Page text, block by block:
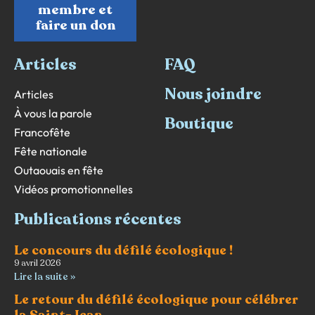
membre et
faire un don
Articles
Articles
À vous la parole
Francofête
Fête nationale
Outaouais en fête
Vidéos promotionnelles
FAQ
Nous joindre
Boutique
Publications récentes
Le concours du défilé écologique !
9 avril 2026
Lire la suite »
Le retour du défilé écologique pour célébrer